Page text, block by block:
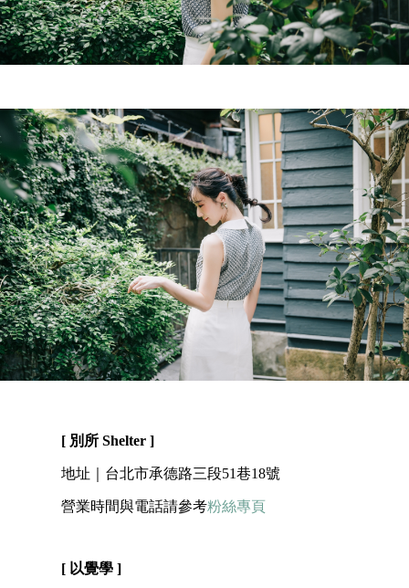
[ 別所 Shelter ]
地址｜台北市承德路三段51巷18號
營業時間與電話請參考粉絲專頁
[ 以覺學 ]